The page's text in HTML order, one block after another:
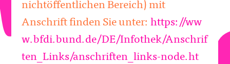
nichtöffentlichen Bereich) mit
Anschrift finden Sie unter: https://ww
w.bfdi.bund.de/DE/Infothek/Anschrif
ten_Links/anschriften_links-node.ht